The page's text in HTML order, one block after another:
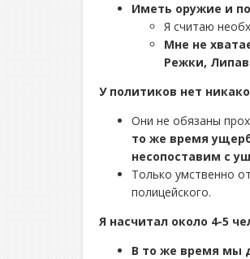
Иметь оружие и
Я считаю
Мне не
Режки,
У политиков нет
Они не обязаны
то же время
несопоставим с
Только умственно
полицейского.
Я насчитал около 4-5
В то же время мы